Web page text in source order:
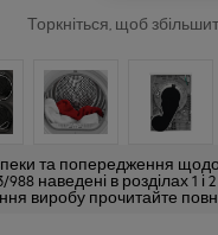
Торкніться, щоб
та попередження
наведені в розділах 1 і
виробу прочитайте